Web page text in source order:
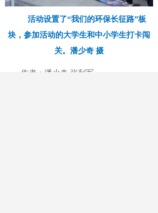
活动设置了“我们的环保长征路”板
块，参加活动的大学生和中小学生打卡闯
关。潘少奇 摄
作者：潘少奇 张利军